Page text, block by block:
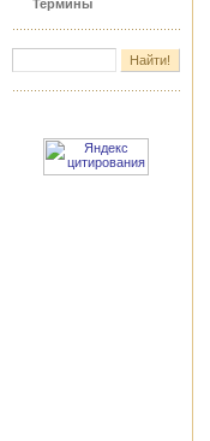
Термины